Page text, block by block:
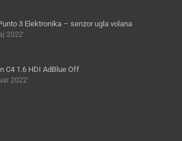
3 Elektronika – senzor ugla volana
2022'
C4 1.6 HDI AdBlue Off
2022'